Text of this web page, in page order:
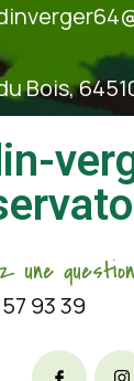
Bois,
une
93 39